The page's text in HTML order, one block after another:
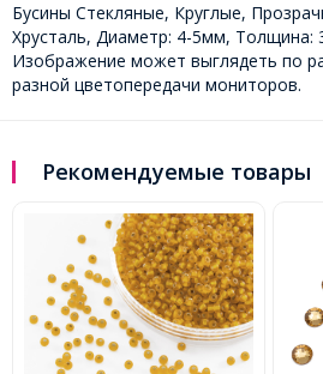
Бусины Стекляные, Круглые,
Хрусталь, Диаметр: 4-5мм, Толщина:
Изображение может выглядеть по
разной цветопередачи мониторов.
Рекомендуемые товары